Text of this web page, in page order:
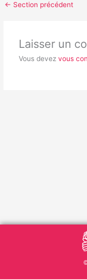
← Section précédent
Laisser un
Vous devez vous